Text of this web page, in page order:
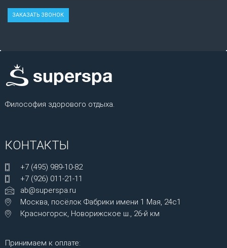
Философия здорового отдыха.
КОНТАКТЫ
+7 (495) 989-10-82
+7 (926) 011-21-11
ab@superspa.ru
Москва, посёлок Фабрики имени 1 Мая, 24с1
Красногорск, Новорижское ш., 26-й км
Принимаем к оплате: